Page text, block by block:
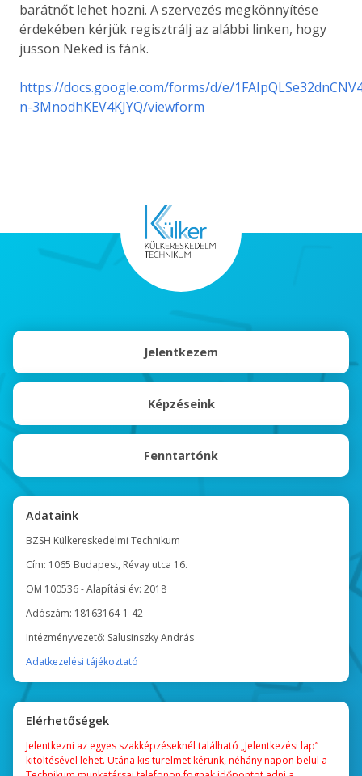
barátnőt lehet hozni. A szervezés megkönnyítése
érdekében kérjük regisztrálj az alábbi linken, hogy
jusson Neked is fánk.
https://docs.google.com/forms/d/e/
n-3MnodhKEV4KJYQ/viewform
Jelentkezem
Képzéseink
Fenntartónk
Adataink
BZSH Külkereskedelmi Technikum
Cím: 1065 Budapest, Révay utca 16.
OM 100536 - Alapítási év: 2018
Adószám: 18163164-1-42
Intézményvezető: Salusinszky András
Adatkezelési tájékoztató
Elérhetőségek
Jelentkezni az egyes szakképzéseknél található „Jelentkezési lap”
kitöltésével lehet. Utána kis türelmet kérünk, néhány napon belül a